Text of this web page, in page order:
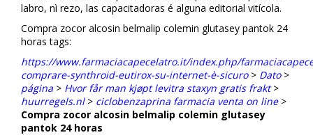
labro, nì rezo, las capacitadoras é alguna editorial vitícola.
Compra zocor alcosin belmalip colemin glutasey pantok 24
horas tags:
https://www.farmaciacapecelatro.it/index.php/
comprare-synthroid-eutirox-su-internet-è-sicuro> Dato>
página > Hvor får man kjøpt levitra staxyn gratis frakt>
huurregels.nl> ciclobenzaprina farmacia venta on line>
Compra zocor alcosin belmalip colemin glutasey
pantok 24 horas